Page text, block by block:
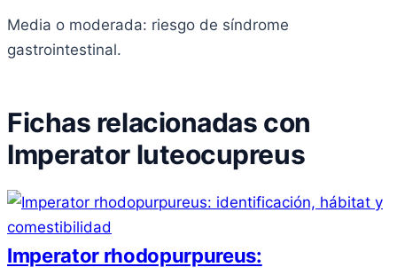
Media o moderada: riesgo de síndrome
gastrointestinal.
Fichas relacionadas con
Imperator luteocupreus
Imperator rhodopurpureus: